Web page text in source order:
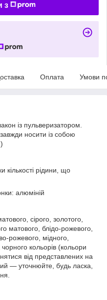
з
Оплата Умови
із пульверизатором.
носити із собою
кількості рідини, що
алюміній
сірого, золотого,
матового, блідо-рожевого,
рожевого, мідного,
кольорів (кольори
від представлених на
— уточнюйте, будь ласка,